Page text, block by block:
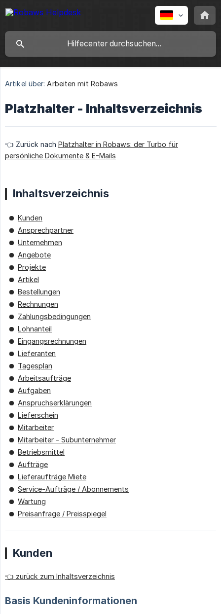
Artikel über: Arbeiten mit Robaws
Platzhalter - Inhaltsverzeichnis
👈 Zurück nach Platzhalter in Robaws: der Turbo für
persönliche Dokumente & E-Mails
Inhaltsverzeichnis
Kunden
Ansprechpartner
Unternehmen
Angebote
Projekte
Artikel
Bestellungen
Rechnungen
Zahlungsbedingungen
Lohnanteil
Eingangsrechnungen
Lieferanten
Tagesplan
Arbeitsaufträge
Aufgaben
Anspruchserklärungen
Lieferschein
Mitarbeiter
Mitarbeiter - Subunternehmer
Betriebsmittel
Aufträge
Lieferaufträge Miete
Service-Aufträge / Abonnements
Wartung
Preisanfrage / Preisspiegel
Kunden
👈 zurück zum Inhaltsverzeichnis
Basis Kundeninformationen